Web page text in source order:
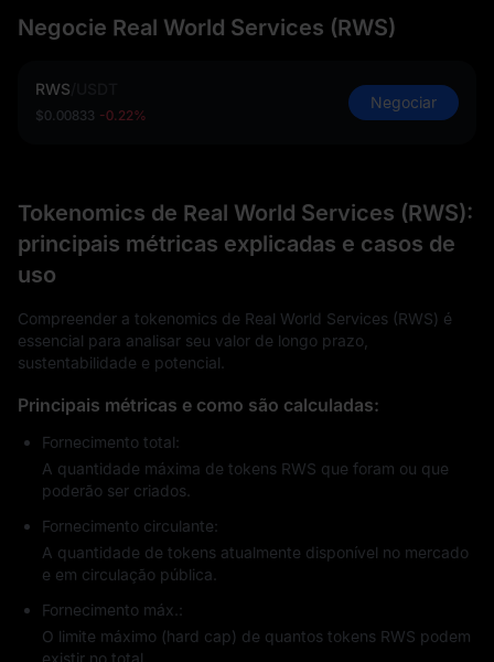
Negocie Real World Services (RWS)
RWS
$0.00833 -0.22%
Negociar
Tokenomics de Real World Services (RWS):
principais métricas explicadas e casos de
uso
Compreender a tokenomics de Real World Services (RWS) é
essencial para analisar seu valor de longo prazo,
sustentabilidade e potencial.
Principais métricas e como são calculadas:
Fornecimento total:
A quantidade máxima de tokens RWS que foram ou que
poderão ser criados.
Fornecimento circulante:
A quantidade de tokens atualmente disponível no mercado
e em circulação pública.
Fornecimento máx.:
O limite máximo (hard cap) de quantos tokens RWS podem